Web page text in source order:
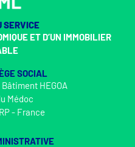
SERVICE
ET D’UN IMMOBILIER
SOCIAL
Bâtiment HEGOA
Médoc
- France